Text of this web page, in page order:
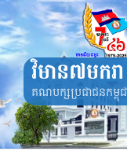
Skip
to
content
វិមាន៧មករា
គណបក្សប្រជាជនកម្ពុ